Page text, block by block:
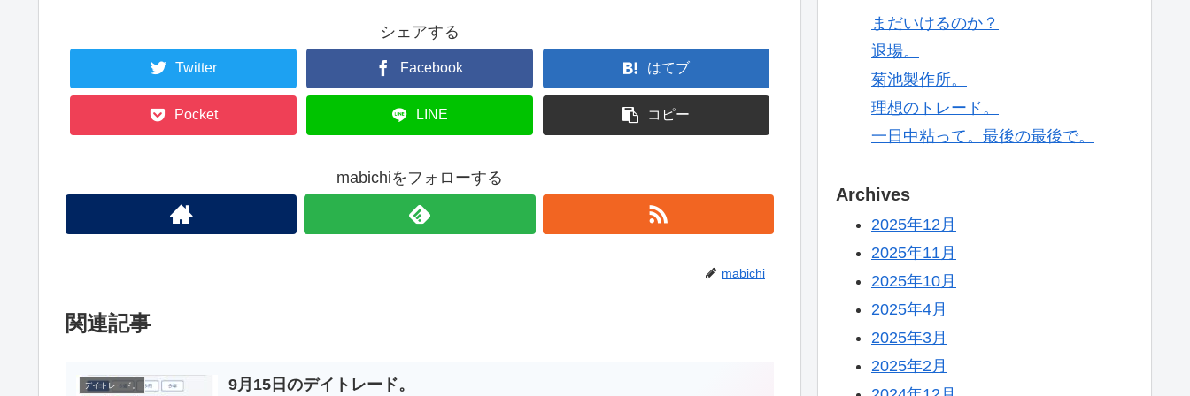
シェアする
Twitter Facebook はてブ
Pocket LINE コピー
mabichiをフォローする
mabichi
関連記事
デイトレード。 9月15日のデイトレード。
まだいけるのか？
退場。
菊池製作所。
理想のトレード。
一日中粘って。最後の最後で。
Archives
2025年12月
2025年11月
2025年10月
2025年4月
2025年3月
2025年2月